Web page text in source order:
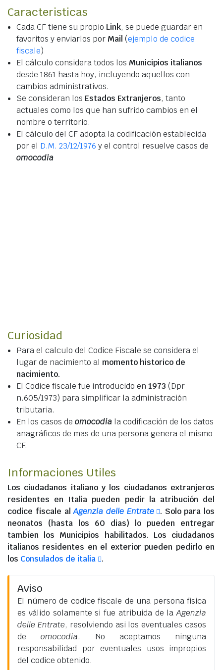
Caracteristicas
Cada CF tiene su propio Link, se puede guardar en
favoritos y enviarlos por Mail (ejemplo de codice
fiscale)
El cálculo considera todos los Municipios italianos
desde 1861 hasta hoy, incluyendo aquellos con
cambios administrativos.
Se consideran los Estados Extranjeros, tanto
actuales como los que han sufrido cambios en el
nombre o territorio.
El cálculo del CF adopta la codificación establecida
por el D.M. 23/12/1976 y el control resuelve casos de
omocodia
Curiosidad
Para el calculo del Codice Fiscale se considera el
lugar de nacimiento al momento historico de
nacimiento.
El Codice fiscale fue introducido en 1973 (Dpr
n.605/1973) para simplificar la administración
tributaria.
En los casos de omocodia la codificación de los datos
anagráficos de mas de una persona genera el mismo
CF.
Informaciones Utiles
Los ciudadanos italianoy los ciudadanos extranjeros
residentes en Italia pueden pedir la atribución del
codice fiscale alAgenzia delle Entrate
. Solo para los
neonatos (hasta los 60 dias) lo pueden entregar
tambien los Municipios habilitados. Los ciudadanos
italianos residentes en el exteriorpueden pedirlo en
los Consulados de italia .
Aviso
El número de codice fiscale de una persona fisica
es válido solamente si fue atribuida de laAgenzia
delle Entrate, resolviendo asi los eventuales casos
deomocodia. No aceptamos ninguna
responsabilidad por eventuales usos impropios
del codice obtenido.